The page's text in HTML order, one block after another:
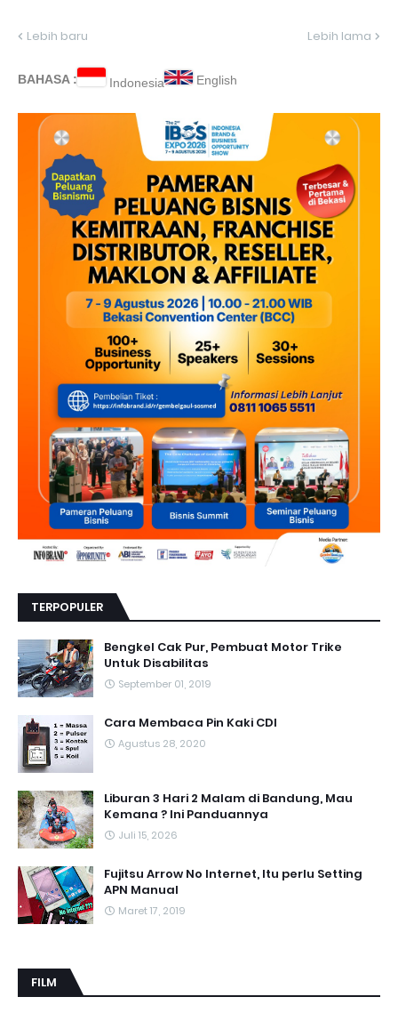
Lebih baru Lebih lama
BAHASA : Indonesia English
TERPOPULER
Bengkel Cak Pur, Pembuat Motor Trike
Untuk Disabilitas
September 01, 2019
Cara Membaca Pin Kaki CDI
Agustus 28, 2020
Liburan 3 Hari 2 Malam di Bandung, Mau
Kemana ? Ini Panduannya
Juli 15, 2026
Fujitsu Arrow No Internet, Itu perlu Setting
APN Manual
Maret 17, 2019
FILM